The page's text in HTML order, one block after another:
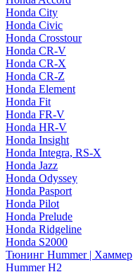
Honda City
Honda Civic
Honda Crosstour
Honda CR-V
Honda CR-X
Honda CR-Z
Honda Element
Honda Fit
Honda FR-V
Honda HR-V
Honda Insight
Honda Integra, RS-X
Honda Jazz
Honda Odyssey
Honda Pasport
Honda Pilot
Honda Prelude
Honda Ridgeline
Honda S2000
Тюнинг Hummer | Хаммер
Hummer H2